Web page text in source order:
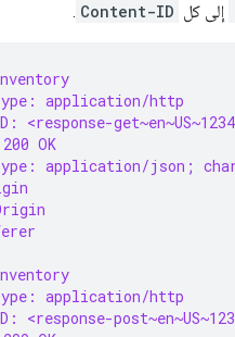
إلى كل Content-ID
.
application/http
<response-
OK
application/json;
application/http
<response-